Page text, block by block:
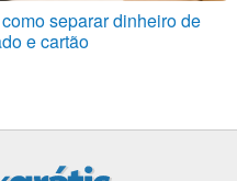
separar dinheiro de
e cartão